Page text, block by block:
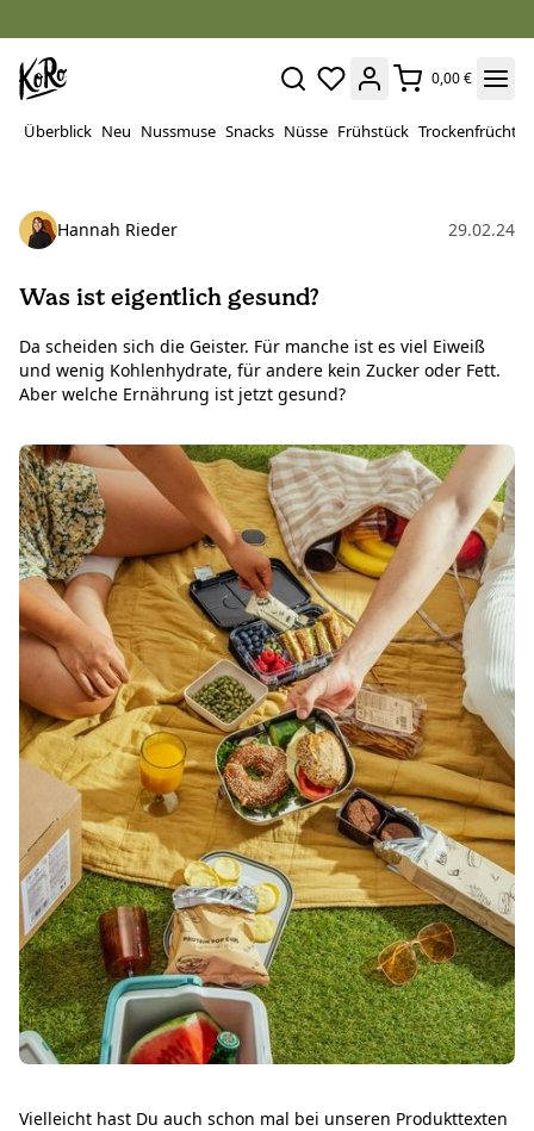
0,00 €
Überblick Neu Nussmuse Snacks Nüsse Frühstück Trockenfrüchte
Hannah Rieder 29.02.24
Was ist eigentlich gesund?
Da scheiden sich die Geister. Für manche ist es viel Eiweiß
und wenig Kohlenhydrate, für andere kein Zucker oder Fett.
Aber welche Ernährung ist jetzt gesund?
Vielleicht hast Du auch schon mal bei unseren Produkttexten